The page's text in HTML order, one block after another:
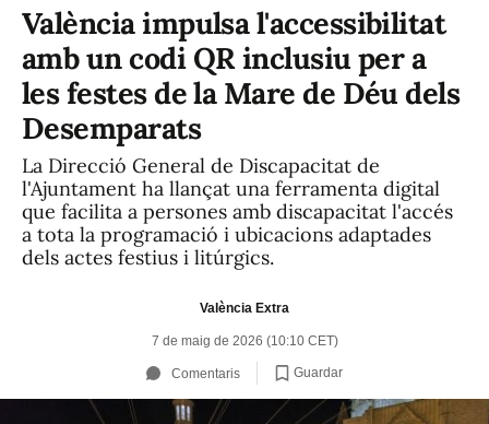
València impulsa l'accessibilitat
amb un codi QR inclusiu per a
les festes de la Mare de Déu dels
Desemparats
La Direcció General de Discapacitat de
l'Ajuntament ha llançat una ferramenta digital
que facilita a persones amb discapacitat l'accés
a tota la programació i ubicacions adaptades
dels actes festius i litúrgics.
València Extra
7 de maig de 2026 (10:10 CET)
Comentaris Guardar